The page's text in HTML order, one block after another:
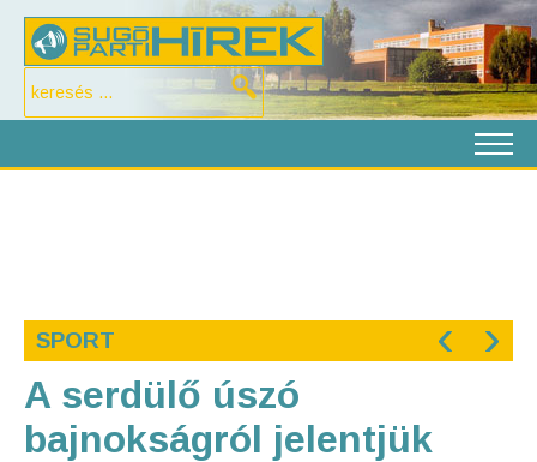
SPORT ‹ ›
A serdülő úszó
bajnokságról jelentjük